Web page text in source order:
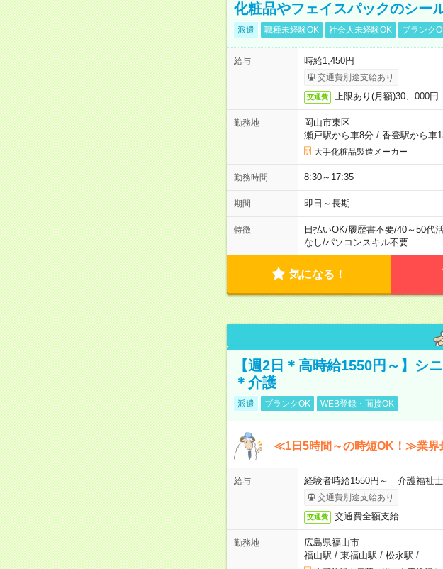
化粧品やフェイスパックのシー
派遣 職種未経験OK 社会人未経験OK ブランク
給与 時給1,450円
交通費別途支給あり
交通費 上限あり(月額)30、000円
勤務地
岡山市東区
瀬戸駅から車8分/ 香登駅から車
大手化粧品製造メーカー
勤務時間 8:30～17:35
期間 即日～長期
特徴 日払いOK/履歴書不要/40～50代
なし/パソコンスキル不要
気になる！
【週2日＊高時給1550円～】シ
＊介護
派遣 ブランクOK WEB登録・面接OK
≪1日5時間～の時短OK！≫業界
給与 経験者時給1550円～ 介護福祉
交通費別途支給あり
交通費 交通費全額支給
勤務地
広島県福山市
福山駅 / 東福山駅 / 松永駅 / …